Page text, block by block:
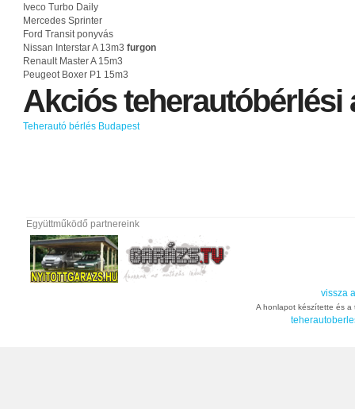
Iveco Turbo Daily
Mercedes Sprinter
Ford Transit ponyvás
Nissan Interstar A 13m3 furgon
Renault Master A 15m3
Peugeot Boxer P1 15m3
Akciósteherautóbérlési
Teherautó bérlés Budapest
Együttműködő partnereink
vissza
A honlapot készítette és